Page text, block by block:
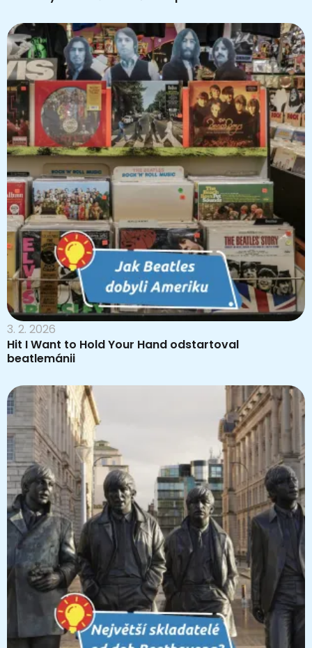
3. 2. 2026
Hit I Want to Hold Your Hand odstartoval
beatlemánii